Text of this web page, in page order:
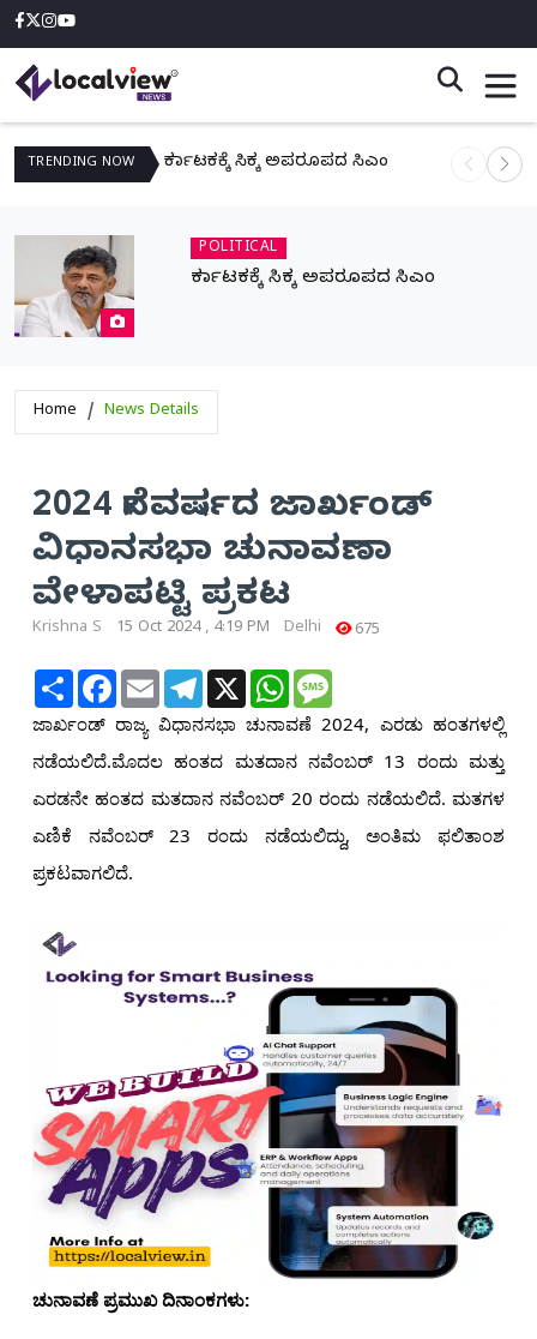
TRENDING NOW ಕರ್ನಾಟಕಕ್ಕೆ ಸಿಕ್ಕ ಅಪರೂಪದ ಸಿಎಂ ನಾಳೆ
POLITICAL
ಕರ್ನಾಟಕಕ್ಕೆ ಸಿಕ್ಕ ಅಪರೂಪದ ಸಿಎಂ
Home News Details
2024 ನೇ ವರ್ಷದ ಜಾರ್ಖಂಡ್
ವಿಧಾನಸಭಾ ಚುನಾವಣಾ
ವೇಳಾಪಟ್ಟಿ ಪ್ರಕಟ
Krishna S 15 Oct 2024 , 4:19 PM Delhi 675
ShareFacebook
Email Telegram
X WhatsApp
ಜಾರ್ಖಂಡ್ ರಾಜ್ಯ ವಿಧಾನಸಭಾ ಚುನಾವಣೆ 2024, ಎರಡು ಹಂತಗಳಲ್ಲಿ
ನಡೆಯಲಿದೆ.ಮೊದಲ ಹಂತದ ಮತದಾನ ನವೆಂಬರ್ 13 ರಂದು ಮತ್ತು
ಎರಡನೇ ಹಂತದ ಮತದಾನ ನವೆಂಬರ್ 20 ರಂದು ನಡೆಯಲಿದೆ. ಮತಗಳ
ಎಣಿಕೆ ನವೆಂಬರ್ 23 ರಂದು ನಡೆಯಲಿದ್ದು, ಅಂತಿಮ ಫಲಿತಾಂಶ
ಪ್ರಕಟವಾಗಲಿದೆ.
ಚುನಾವಣೆ ಪ್ರಮುಖ ದಿನಾಂಕಗಳು: